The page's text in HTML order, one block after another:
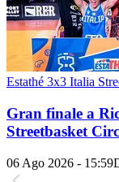
Estathé 3x3 Italia
Gran finale a
Streetbasket
06 Ago 2026 - 15:59